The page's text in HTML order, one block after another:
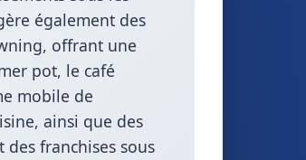
également des
offrant une
pot, le café
mobile de
ainsi que des
des franchises sous